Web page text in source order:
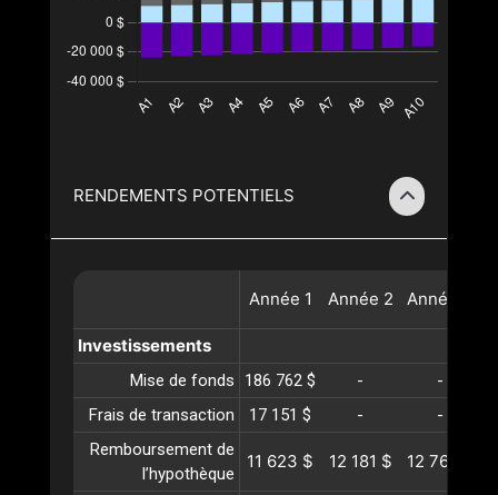
RENDEMENTS POTENTIELS
Année 1 Année 2 Année
Investissements
Mise de fonds 186 762 $ -
-
Frais de transaction
17 151 $ -
-
Remboursement de
l’hypothèque
11 623 $ 12 181 $ 12 767 $